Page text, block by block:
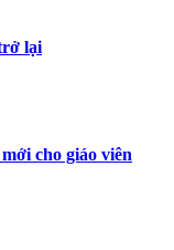
lại
cho giáo viên